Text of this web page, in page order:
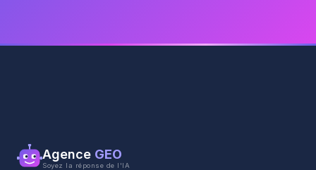
Agence GEO
Soyez la réponse de l'IA